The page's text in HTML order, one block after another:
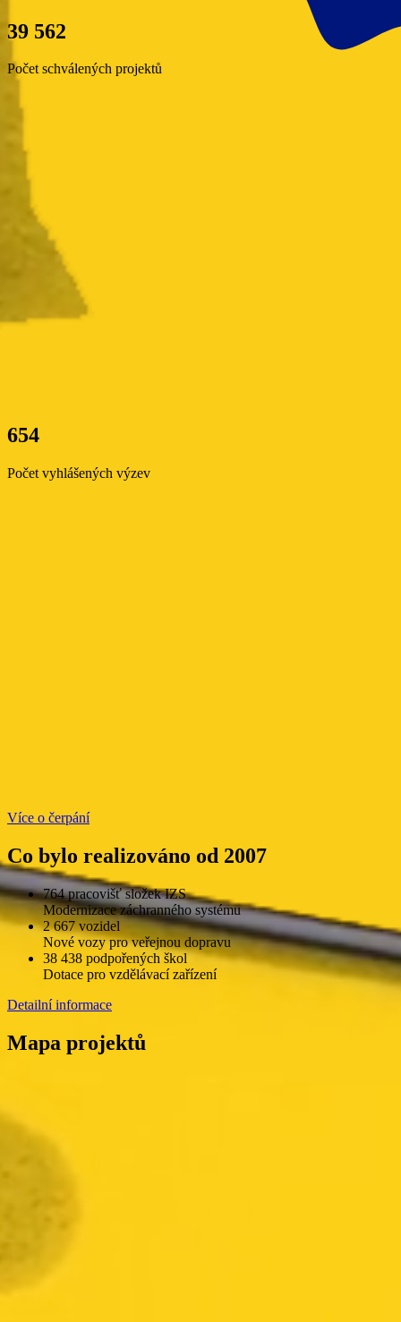
39 562
Počet schválených projektů
654
Počet vyhlášených výzev
Více o čerpání
Co bylo realizováno od 2007
764 pracovišť složek IZS
Modernizace záchranného systému
2 667 vozidel
Nové vozy pro veřejnou dopravu
38 438 podpořených škol
Dotace pro vzdělávací zařízení
Detailní informace
Mapa projektů